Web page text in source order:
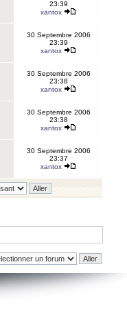
23:39
xantox
30 Septembre 2006
23:39
xantox
30 Septembre 2006
23:38
xantox
30 Septembre 2006
23:38
xantox
30 Septembre 2006
23:37
xantox